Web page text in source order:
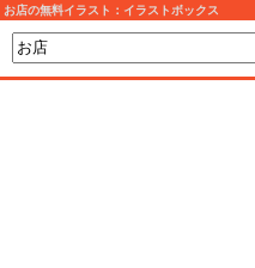
お店の無料イラスト：イラストボックス